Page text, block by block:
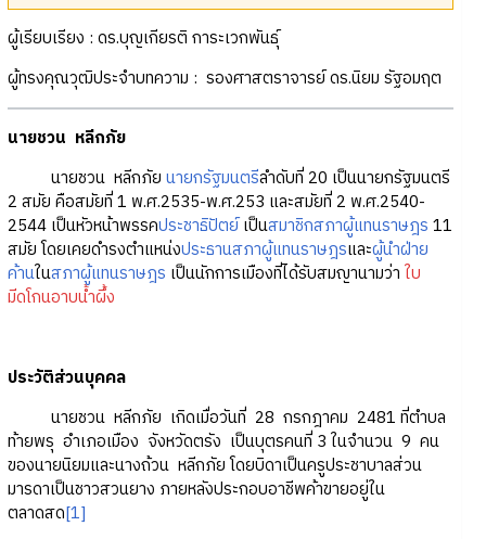
ผู้เรียบเรียง : ดร.บุญเกียรติ การะเวกพันธุ์
ผู้ทรงคุณวุฒิประจำบทความ : รองศาสตราจารย์ ดร.นิยม รัฐอมฤต
นายชวน หลีกภัย
นายชวน หลีกภัย นายกรัฐมนตรีลำดับที่ 20 เป็นนายกรัฐมนตรี
2 สมัย คือสมัยที่ 1 พ.ศ.2535-พ.ศ.253 และสมัยที่ 2 พ.ศ.2540-
2544 เป็นหัวหน้าพรรคประชาธิปัตย์เป็นสมาชิกสภาผู้แทนราษฎร 11
สมัย โดยเคยดำรงตำแหน่งประธานสภาผู้แทนราษฎรและผู้นำฝ่าย
ค้านในสภาผู้แทนราษฎร เป็นนักการเมืองที่ได้รับสมญานามว่า ใบ
มีดโกนอาบน้ำผึ้ง
ประวัติส่วนบุคคล
นายชวน หลีกภัย เกิดเมื่อวันที่ 28 กรกฎาคม 2481 ที่ตำบล
ท้ายพรุ อำเภอเมือง จังหวัดตรัง เป็นบุตรคนที่ 3 ในจำนวน 9 คน
ของนายนิยมและนางถ้วน หลีกภัย โดยบิดาเป็นครูประชาบาลส่วน
มารดาเป็นชาวสวนยาง ภายหลังประกอบอาชีพค้าขายอยู่ใน
ตลาดสด[1]